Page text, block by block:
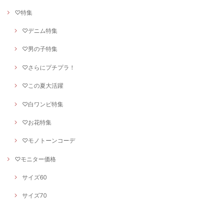
♡特集
♡デニム特集
♡男の子特集
♡さらにプチプラ！
♡この夏大活躍
♡白ワンピ特集
♡お花特集
♡モノトーンコーデ
♡モニター価格
サイズ60
サイズ70